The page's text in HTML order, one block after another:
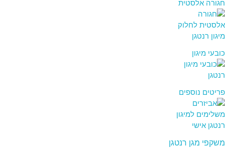
חגורה אלסטית
כובעי מיגון
פריטים נוספים
משקפי מגן רנטגן